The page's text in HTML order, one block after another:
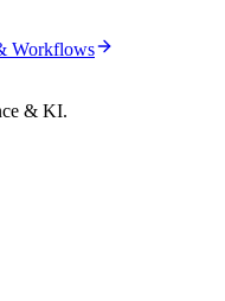
Workflows
& KI.